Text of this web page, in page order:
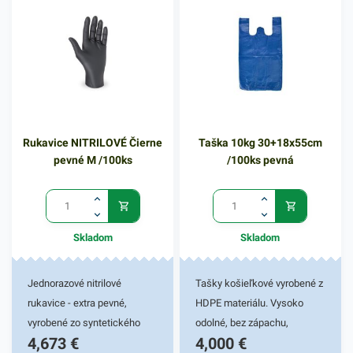
komfort a uľahčujú
nepríjemnosť manipulácie s
odpadom. Využiť ich môžete
aj na uskladnenie sezónneho
oblečenia alebo počas
pred navlhnutím, vyschnutím
ponuke nájdete ďalšie
podobné produkty, ktoré vás
zaručene oslovia.
Rukavice NITRILOVÉ Čierne
pevné M /100ks
Skladom
Jednorazové nitrilové
rukavice - extra pevné,
vyrobené zo syntetického
kaučuku. Mikrotextúra
4,673 €
Taška 10kg 30+18x55cm
/100ks pevná
Skladom
Tašky košieľkové vyrobené z
HDPE materiálu. Vysoko
odolné, bez zápachu,
recyklovateľné tašky so
4,000 €